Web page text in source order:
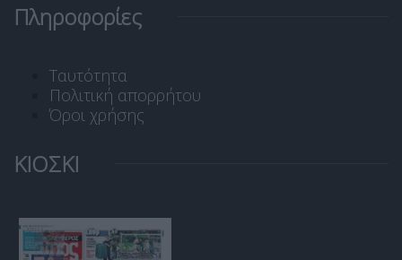
Πληροφορίες
Ταυτότητα
Πολιτική απορρήτου
Όροι χρήσης
ΚΙΟΣΚΙ